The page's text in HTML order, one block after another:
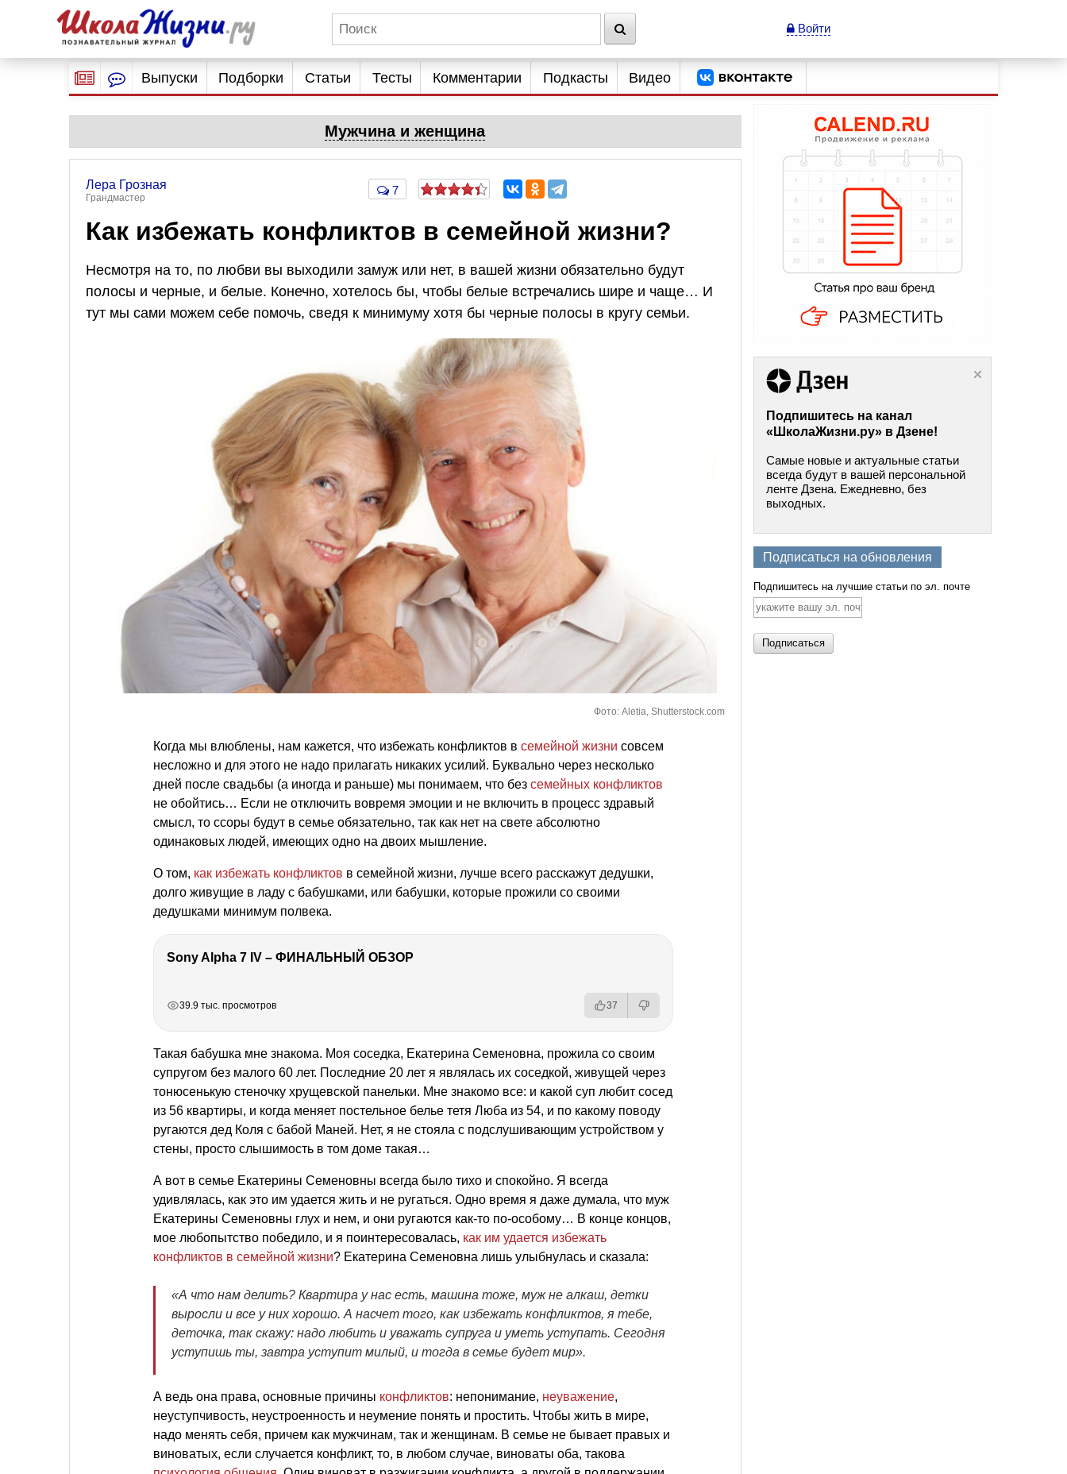
Войти
Выпуски Подборки Статьи Тесты Комментарии Подкасты Видео
Мужчина и женщина
Лера Грозная
Грандмастер
7
Как избежать конфликтов в семейной жизни?
Несмотря на то, по любви вы выходили замуж или нет, в вашей жизни обязательно будут
полосы и черные, и белые. Конечно, хотелось бы, чтобы белые встречались шире и чаще… И
тут мы сами можем себе помочь, сведя к минимуму хотя бы черные полосы в кругу семьи.
Фото: Aletia, Shutterstock.com
Когда мы влюблены, нам кажется, что избежать конфликтов в семейной жизни совсем
несложно и для этого не надо прилагать никаких усилий. Буквально через несколько
дней после свадьбы (а иногда и раньше) мы понимаем, что без семейных конфликтов
не обойтись… Если не отключить вовремя эмоции и не включить в процесс здравый
смысл, то ссоры будут в семье обязательно, так как нет на свете абсолютно
одинаковых людей, имеющих одно на двоих мышление.
О том, как избежать конфликтов в семейной жизни, лучше всего расскажут дедушки,
долго живущие в ладу с бабушками, или бабушки, которые прожили со своими
дедушками минимум полвека.
Sony Alpha 7 IV – ФИНАЛЬНЫЙ ОБЗОР
39.9 тыс. просмотров 37
Такая бабушка мне знакома. Моя соседка, Екатерина Семеновна, прожила со своим
супругом без малого 60 лет. Последние 20 лет я являлась их соседкой, живущей через
тонюсенькую стеночку хрущевской панельки. Мне знакомо все: и какой суп любит сосед
из 56 квартиры, и когда меняет постельное белье тетя Люба из 54, и по какому поводу
ругаются дед Коля с бабой Маней. Нет, я не стояла с подслушивающим устройством у
стены, просто слышимость в том доме такая…
А вот в семье Екатерины Семеновны всегда было тихо и спокойно. Я всегда
удивлялась, как это им удается жить и не ругаться. Одно время я даже думала, что муж
Екатерины Семеновны глух и нем, и они ругаются как-то по-особому… В конце концов,
мое любопытство победило, и я поинтересовалась, как им удается избежать
конфликтов в семейной жизни? Екатерина Семеновна лишь улыбнулась и сказала:
«А что нам делить? Квартира у нас есть, машина тоже, муж не алкаш, детки
выросли и все у них хорошо. А насчет того, как избежать конфликтов, я тебе,
деточка, так скажу: надо любить и уважать супруга и уметь уступать. Сегодня
уступишь ты, завтра уступит милый, и тогда в семье будет мир».
А ведь она права, основные причины конфликтов: непонимание, неуважение,
неуступчивость, неустроенность и неумение понять и простить. Чтобы жить в мире,
надо менять себя, причем как мужчинам, так и женщинам. В семье не бывает правых и
виноватых, если случается конфликт, то, в любом случае, виноваты оба, такова
Подпишитесь на канал
«ШколаЖизни.ру» в Дзене!
Самые новые и актуальные статьи
всегда будут в вашей персональной
ленте Дзена. Ежедневно, без
выходных.
Подписаться на обновления
Подпишитесь на лучшие статьи по эл. почте